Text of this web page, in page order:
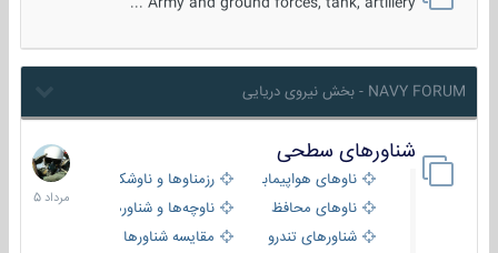
NAVY FORUM - بخش نیروی دریایی
شناورهای سطحی
ناوهای هواپیمابر و بالگرد بررزمناوها و ناوشکن‌ها
ناوهای محافظ
ناوچه‌ها و شناورهای گشتی
شناورهای تندرو
مقایسه شناورها
2
مرداد
1405